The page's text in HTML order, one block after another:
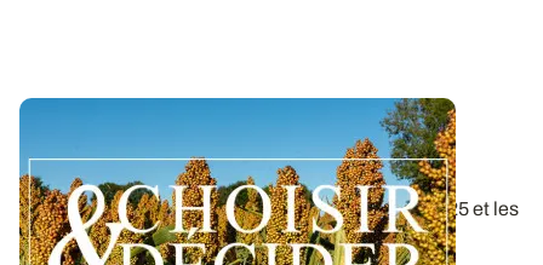
Conduite du sorgho : téléchargez nos
préconisations pour la campagne 2026
Retrouvez la compilation des résultats d’essais 2025 et les
recommandations pour cultiver...